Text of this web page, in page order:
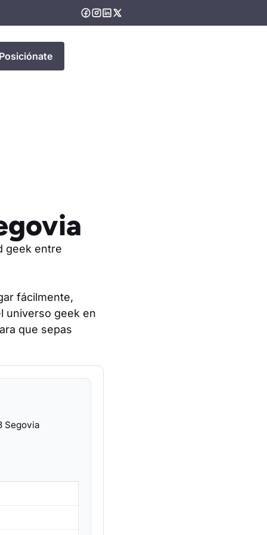
geek entre
fácilmente,
universo geek en
que sepas
Segovia